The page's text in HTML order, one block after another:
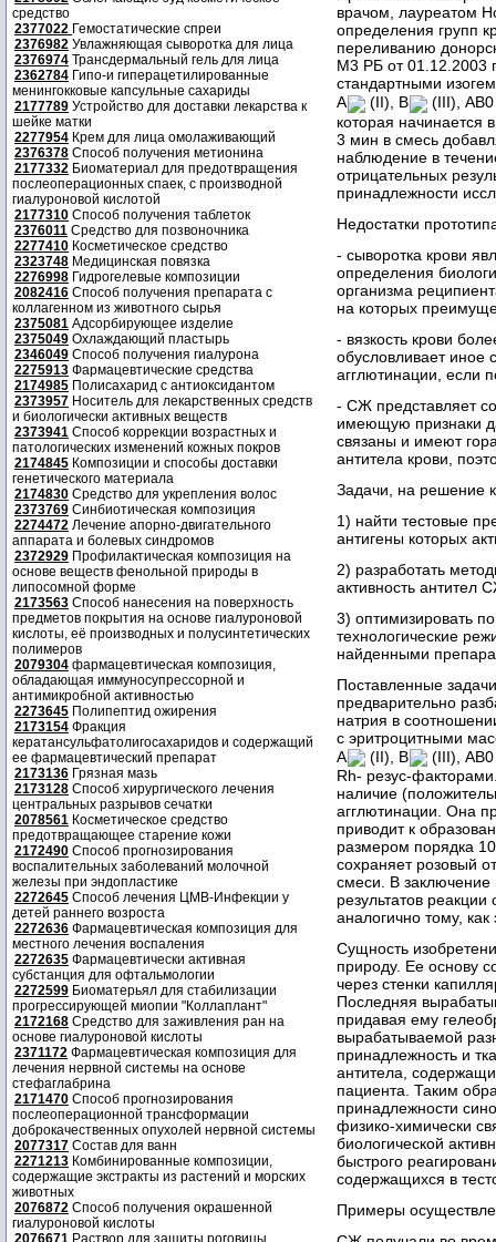
средство
2377022 Гемостатические спреи
2376982 Увлажняющая сыворотка для лица
2376974 Трансдермальный гель для лица
2362784 Гипо-и гиперацетилированные
менингокковые капсульные сахариды
2177789 Устройство для доставки лекарства к
шейке матки
2277954 Крем для лица омолаживающий
2376378 Способ получения метионина
2177332 Биоматериал для предотвращения
послеоперационных спаек, с производной
гиалуроновой кислотой
2177310 Способ получения таблеток
2376011 Средство для позвоночника
2277410 Косметическое средство
2323748 Медицинская повязка
2276998 Гидрогелевые композиции
2082416 Способ получения препарата с
коллагенном из животного сырья
2375081 Адсорбирующее изделие
2375049 Охлаждающий пластырь
2346049 Способ получения гиалурона
2275913 Фармацевтические средства
2174985 Полисахарид с антиоксидантом
2373957 Носитель для лекарственных средств
и биологически активных веществ
2373941 Способ коррекции возрастных и
патологических изменений кожных покров
2174845 Композиции и способы доставки
генетического материала
2174830 Средство для укрепления волос
2373769 Синбиотическая композиция
2274472 Лечение апорно-двигательного
аппарата и болевых синдромов
2372929 Профилактическая композиция на
основе веществ фенольной природы в
липосомной форме
2173563 Способ нанесения на поверхность
предметов покрытия на основе гиалуроновой
кислоты, её производных и полусинтетических
полимеров
2079304 фармацевтическая композиция,
обладающая иммуносупрессорной и
антимикробной активностью
2273645 Полипептид ожирения
2173154 Фракция
кератансульфатолигосахаридов и содержащий
ее фармацевтический препарат
2173136 Грязная мазь
2173128 Способ хирургического лечения
центральных разрывов сечатки
2078561 Косметическое средство
предотвращающее старение кожи
2172490 Способ прогнозирования
воспалительных заболеваний молочной
железы при эндопластике
2272645 Способ лечения ЦМВ-Инфекции у
детей раннего возроста
2272636 Фармацевтическая композиция для
местного лечения воспаления
2272635 Фармацевтически активная
субстанция для офтальмологии
2272599 Биоматерьял для стабилизации
прогрессирующей миопии "Коллаплант"
2172168 Средство для заживления ран на
основе гиалуроновой кислоты
2371172 Фармацевтическая композиция для
лечения нервной системы на основе
стефаглабрина
2171470 Способ прогнозирования
послеоперационной трансформации
доброкачественных опухолей нервной системы
2077317 Состав для ванн
2271213 Комбинированные композиции,
содержащие экстракты из растений и морских
животных
2076872 Способ получения окрашенной
гиалуроновой кислоты
2076671 Раствор для защиты роговицы
врачом, лауреатом
определения групп
переливанию
М3 РБ от 01.12.2003
стандартными
А
(II), В
(III), АВ0
которая начинается
3 мин в смесь
наблюдение в
отрицательных
принадлежности
Недостатки
- сыворотка крови
определения
организма
на которых
- вязкость крови
обусловливает иное
агглютинации, если
- СЖ представляет
имеющую признаки
связаны и имеют
антитела крови,
Задачи, на решение
1) найти тестовые
антигены которых
2) разработать
активность антител
3) оптимизировать
технологические
найденными
Поставленные
предварительно
натрия в
с эритроцитными
А
(II), В
(III), АВ0
Rh- резус-
наличие
агглютинации. Она
приводит к
размером порядка
сохраняет розовый
смеси. В заключение
результатов
аналогично тому,
Сущность
природу. Ее основу
через стенки
Последняя
придавая ему
вырабатываемой
принадлежность и
антитела,
пациента. Таким
принадлежности
физико-химически
биологической
быстрого
содержащихся в
Примеры